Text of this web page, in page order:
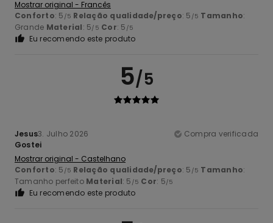
Mostrar original - Francês
Conforto: 5 /5 Relação qualidade/preço: 5 /5 Tamanho:
Grande Material: 5/5 Cor: 5 /5
Eu recomendo este produto
5/5
Jesus3. Julho 2026
Compra verificada
Gostei
Mostrar original - Castelhano
Conforto: 5 /5 Relação qualidade/preço: 5 /5 Tamanho:
Tamanho perfeito Material: 5 /5 Cor: 5/5
Eu recomendo este produto